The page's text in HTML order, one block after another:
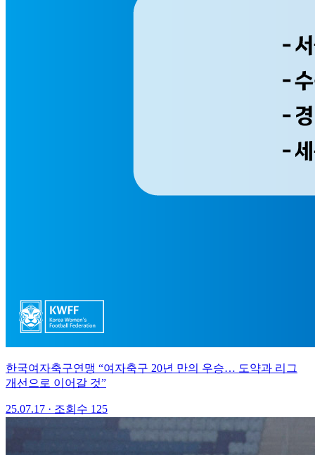
한국여자축구연맹 “여자축구 20년 만의 우승… 도약과 리그
개선으로 이어갈 것”
25.07.17 · 조회수 125